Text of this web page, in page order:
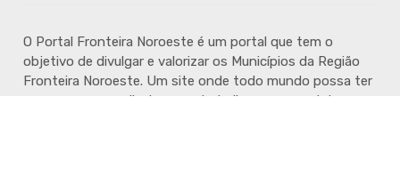
O Portal Fronteira Noroeste é um portal que tem o
objetivo de divulgar e valorizar os Municípios da Região
Fronteira Noroeste. Um site onde todo mundo possa ter
um espaço para divulgar seu trabalho, seus produtos,